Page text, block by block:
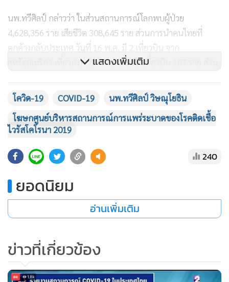
นพ.ทวีศิลป์ กล่าวว่า ในส่วนสถานการณ์โลกพบผู้ป่วย
4,628,356 ราย เสียชีวิต 308,645 ราย ส่วนการนำคนไทยที่
ตกค้างกลับประเทศ วันที่ 16 พ.ค. มี 2 เที่ยวบิน จาก
สหรัฐอเมริกา เที่ยวแรก 204 ราย และอีกเที่ยวบิน 187 ราย ส่วน
ราย และ อินเดีย 80 ราย สำหรับสถิติคนไทยเดินทางกลับเข้า
ประเทศผ่านจุดผ่านแดนทางบก มีผู้ประสงเดินทางกลับเข้ามา
จากเมียนมา 14 ราย มาเลเซีย 273 ราย สปป.ลาว 15 ราย และ
กัมพูชา 6 ราย ขณะที่ยอดผู้เดินทางเข้าประเทศที่ต้องเข้ากักกัน
ในสถานที่ของรัฐและส่วนภูมิภาค สะสม 19,428 ราย ยังกักตัวอยู่
ในปัจจุบัน 9,527 ราย กลับบ้านแล้ว 9,901 ราย
นพ.ทวีศิลป์ กล่าวอีกว่า ส่วนศูนย์ปฏิบัติการแก้ไขสถานการณ์
ฉุกเฉินด้านความมั่นคงที่ตรวจเรื่องเคอร์ฟิว พบมี 40 รายกระทำ
ส่วนการตรวจร้านค้า กิจการ กิจกรรมวันที่ 15 พ.ค. 23,289 แห่ง
ส่วนใหญ่ปฏิบัติตามได้ดี มีปฏิบัติไม่ครบ 162 แห่ง ไม่ปฏิบัติตาม
1 แห่ง
แสดงเพิ่มเติม
โควิด-19 COVID-19
นพ.ทวีศิลป์ วิษณุโยธิน
โฆษกศูนย์บริหารสถานการณ์การแพร่ระบาดของโรคติดเชื้อ
ไวรัสโคโรนา 2019
240
ยอดนิยม
อ่านเพิ่มเติม
ข่าวที่เกี่ยวข้อง